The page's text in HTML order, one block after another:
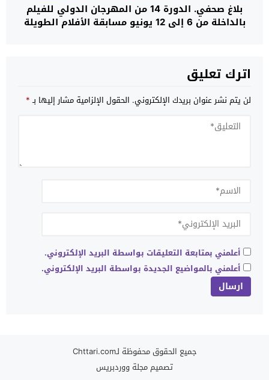
بلاغ صحفي. الدورة 14 من المهرجان الدولي للفيلم
بالداخلة من 6 إلى 12 يونيو مسابقة الأفلام الطويلة
اترك تعليق
لن يتم نشر عنوان بريدك الإلكتروني. الحقول الإلزامية مشار إليها بـ*
أعلمني بمتابعة التعليقات بواسطة البريد الإلكتروني.
أعلمني بالمواضيع الجديدة بواسطة البريد الإلكتروني.
جميع الحقوق محفوظة لـChttari.com
تصميممجلة ووردبريس